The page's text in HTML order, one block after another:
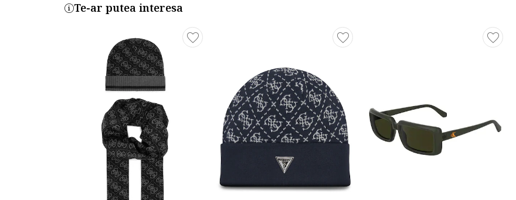
Te-ar putea interesa